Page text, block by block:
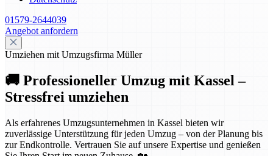
01579-2644039
Angebot anfordern
Umziehen mit Umzugsfirma Müller
🚚 Professioneller Umzug mit Kassel –
Stressfrei umziehen
Als erfahrenes Umzugsunternehmen in Kassel bieten wir
zuverlässige Unterstützung für jeden Umzug – von der Planung bis
zur Endkontrolle. Vertrauen Sie auf unsere Expertise und genießen